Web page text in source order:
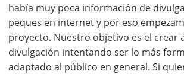
había muy poca información de
peques en internet y por eso
proyecto. Nuestro objetivo es el crear
divulgación intentando ser lo más
adaptado al público en general. Si